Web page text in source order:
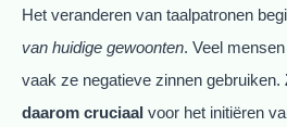
Het veranderen van taalpatronen
van huidige gewoonten. Veel
vaak ze negatieve zinnen gebruiken.
daarom cruciaal voor het initiëren